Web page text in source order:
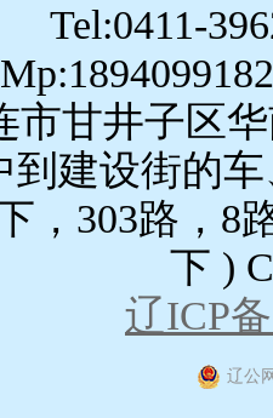
Tel:0411-
市甘井子区
到建设街的
，303路，8
下 )
辽ICP
辽公